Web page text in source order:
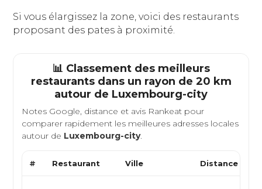
Si vous élargissez la zone, voici des restaurants
proposant des pates à proximité.
📊 Classement des meilleurs
restaurants dans un rayon de 20 km
autour de Luxembourg-city
Notes Google, distance et avis Rankeat pour
comparer rapidement les meilleures adresses locales
autour de Luxembourg-city.
# Restaurant Ville Distance